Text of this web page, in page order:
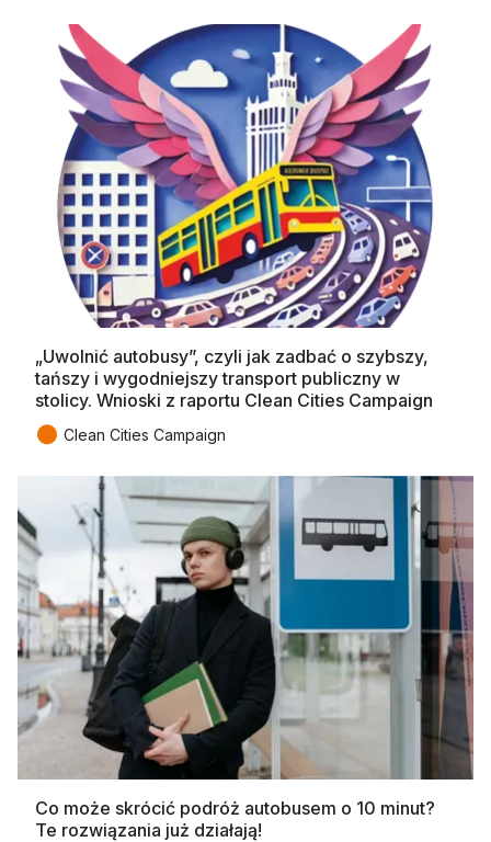
„Uwolnić autobusy”, czyli jak zadbać o szybszy,
tańszy i wygodniejszy transport publiczny w
stolicy. Wnioski z raportu Clean Cities Campaign
● Clean Cities Campaign
Co może skrócić podróż autobusem o 10 minut?
Te rozwiązania już działają!